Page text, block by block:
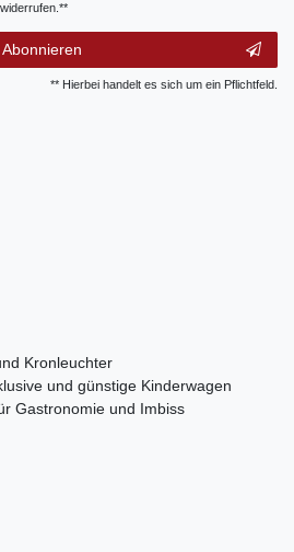
Abonnieren
** Hierbei handelt es sich um ein Pflichtfeld.
Kronleuchter
und günstige Kinderwagen
Gastronomie und Imbiss